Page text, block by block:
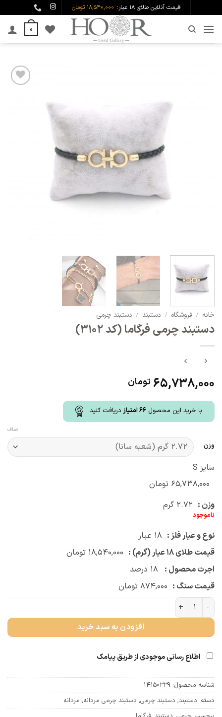
to
content
قیمت آنلاین طلای ۱۸ عیار: 18,540,000 تومان
0
خانه / فروشگاه / دستبند / دستبند چرمی
دستبند چرمی فرگاما (کد 3102)
65,738,000 تومان
با خرید این محصول 66امتیازدریافت کنید.
وزن
صاف
سایز S
۶۵,۷۳۸,۰۰۰ تومان
وزن : ۲.۷۲ گرم
ناموجود
نوع و عیار فلز : ۱۸ عیار
قیمت طلای ۱۸ عیار (گرم) :
۱۸,۵۴۰,۰۰۰ تومان
اجرت محصول :
۱۸ درصد
قیمت سنگ : ۸۷۴,۰۰۰ تومان
دستبند چرمی فرگاما (کد 3102) عدد
افزودن به سبد خرید
اطلاع رسانی موجودی از طریق پیامک
شناسه محصول: 14150339
دسته: دستبند, دستبند چرمی, دستبند چرمی مردانه, مردانه